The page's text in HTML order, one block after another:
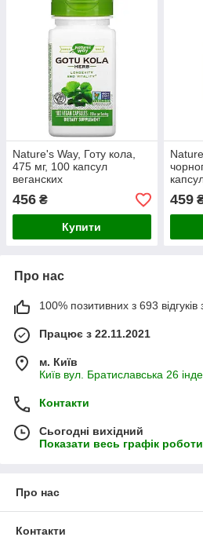
Nature's Way, Готу кола,
475 мг, 100 капсул
веганских
456 ₴
Купити
459
Про нас
100% позитивних з 693 відгуків
Працює з 22.11.2021
м. Київ
Київ вул. Братиславська 26
Контакти
Сьогодні вихідний
Показати весь графік роботи
Про нас
Контакти